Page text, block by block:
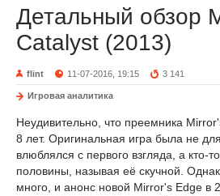
Детальный обзор
Catalyst (2013)
flint 11-07-2016, 19:15 3 141
Игровая аналитика
Неудивительно, что преемника
8 лет. Оригинальная игра была не
влюблялся с первого взгляда, а кто-
половины, называя её скучной.
много, и анонс новой Mirror's Edge в